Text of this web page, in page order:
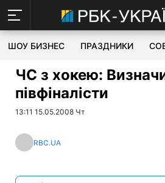
ШОУ БИЗНЕС ПРАЗДНИКИ
ЧC з хокею:
півфіналісти
13:11 15.05.2008 Чт
RBC.UA